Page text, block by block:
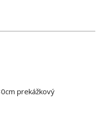
prekážkový